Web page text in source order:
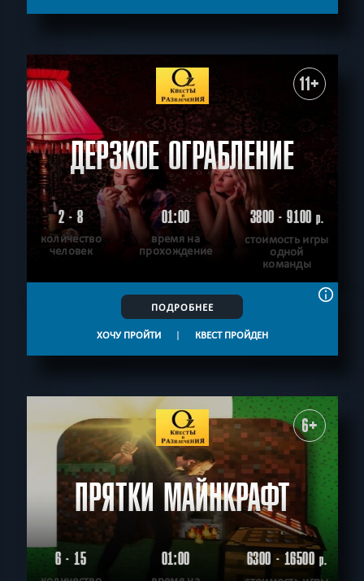
11+
ДЕРЗКОЕ ОГРАБЛЕНИЕ
2 - 8
количество
человек
01:00
время на
прохождение
3800 - 9100р.
стоимость игры
одной
команды
ПОДРОБНЕЕ
ХОЧУ ПРОЙТИ | КВЕСТ ПРОЙДЕН
6+
ПРЯТКИ МАЙНКРАФТ
6 - 15 01:00 6300 - 16500р.